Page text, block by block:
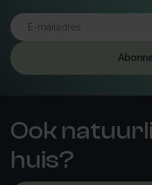
Ook
huis?